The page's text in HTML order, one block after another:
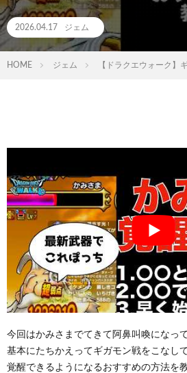
2026.04.17 ジェム
HOME ジェム 【ドラクエウォーク】
今回はかみさまでてきて阿鼻叫喚になっ
基本にたちかえってギガモン戦をこなし
覚醒できるようになるおすすめの方法を